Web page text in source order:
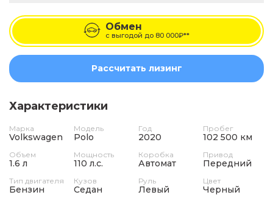
Обмен
с выгодой до 80 000₽**
Рассчитать лизинг
Характеристики
Марка
Volkswagen
Модель
Polo
Год
2020
Пробег
102 500 км
Объем
1.6 л
Мощность
110 л.с.
Коробка
Автомат
Привод
Передний
Тип двигателя
Бензин
Кузов
Седан
Руль
Левый
Цвет
Черный